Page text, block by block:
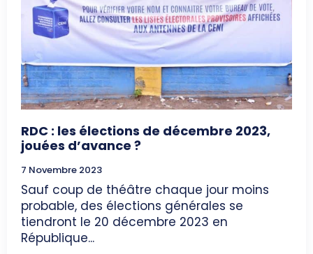
RDC : les élections de décembre 2023,
jouées d’avance ?
7 Novembre 2023
Sauf coup de théâtre chaque jour moins
probable, des élections générales se
tiendront le 20 décembre 2023 en
République...